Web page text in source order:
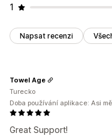
1
Napsat recenzi
Great Support!
Towel Age
Turecko
Doba používání aplikace: Asi